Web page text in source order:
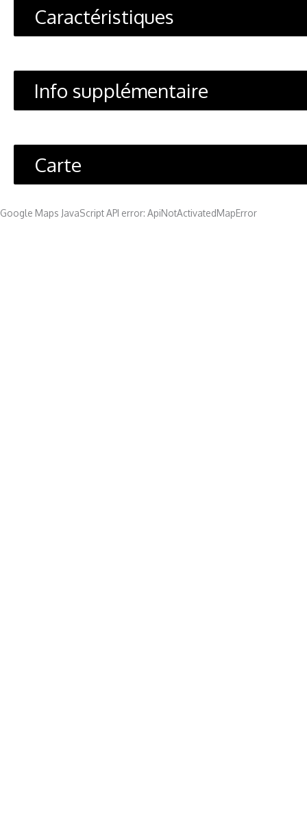
Caractéristiques
Info supplémentaire
Carte
Google Maps JavaScript API error: ApiNotActivatedMapError